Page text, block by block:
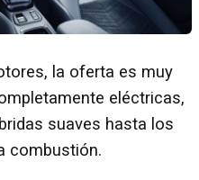
la oferta es muy
eléctricas,
suaves hasta los
combustión.